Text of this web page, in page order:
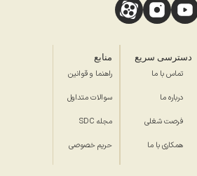
دسترسی سریع
تماس با ما
درباره ما
فرصت شغلی
همکاری با ما
منابع
راهنما و قوانین
سوالات متداول
مجله SDC
حریم خصوصی